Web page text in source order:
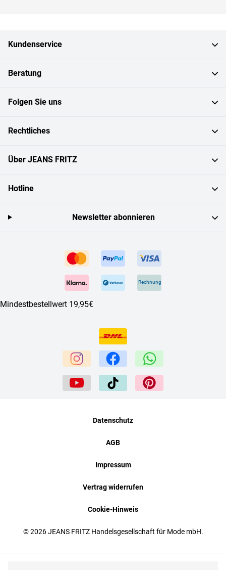
Kundenservice
Beratung
Folgen Sie uns
Rechtliches
Über JEANS FRITZ
Hotline
Rechnung
Mindestbestellwert 19,95€
Newsletter abonnieren
© 2026 JEANS FRITZ Handelsgesellschaft für Mode mbH.
Datenschutz
AGB
Impressum
Vertrag widerrufen
Cookie-Hinweis